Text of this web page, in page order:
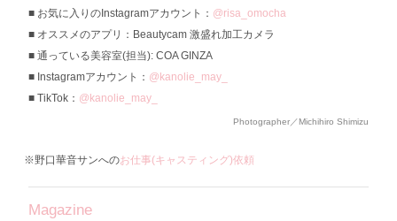
お気に入りのInstagramアカウント： @risa_omocha
オススメのアプリ：Beautycam 激盛れ加工カメラ
通っている美容室(担当): COA GINZA
Instagramアカウント： @kanolie_may_
TikTok： @kanolie_may_
Photographer／Michihiro Shimizu
※野口華音サンへのお仕事(キャスティング)依頼
Magazine